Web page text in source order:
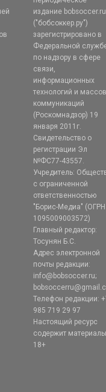
издание bobsoccer.ru
("бобсоккер.ру")
зарегистрировано в
Федеральной
по надзору в сфере
связи,
информационных
технологий и
коммуникаций
(Роскомнадзор) 19
января 2011г.
Свидетельство о
регистрации Эл
№ФС77-43557.
Учредитель:
с ограниченной
ответственностью
"Борис-Медиа" (ОГРН
1095009003572)
Главный редактор:
Тосунян Б.С.
Адрес электронной
почты редакции:
info@bobsoccer.ru;
Телефон редакции:
985 719 29 97
Настоящий ресурс
содержит
18+